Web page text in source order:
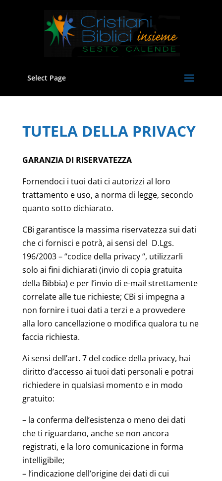
Select Page
TUTELA DELLA PRIVACY
GARANZIA DI RISERVATEZZA
Fornendoci i tuoi dati ci autorizzi al loro
trattamento e uso, a norma di legge, secondo
quanto sotto dichiarato.
CBi garantisce la massima riservatezza sui dati
che ci fornisci e potrà, ai sensi del D.Lgs.
196/2003 – “codice della privacy “, utilizzarli
solo ai fini dichiarati (invio di copia gratuita
della Bibbia) e per l’invio di e-mail strettamente
correlate alle tue richieste; CBi si impegna a
non fornire i tuoi dati a terzi e a provvedere
alla loro cancellazione o modifica qualora tu ne
faccia richiesta.
Ai sensi dell’art. 7 del codice della privacy, hai
diritto d’accesso ai tuoi dati personali e potrai
richiedere in qualsiasi momento e in modo
gratuito:
– la conferma dell’esistenza o meno dei dati
che ti riguardano, anche se non ancora
registrati, e la loro comunicazione in forma
intelligibile;
– l’indicazione dell’origine dei dati di cui